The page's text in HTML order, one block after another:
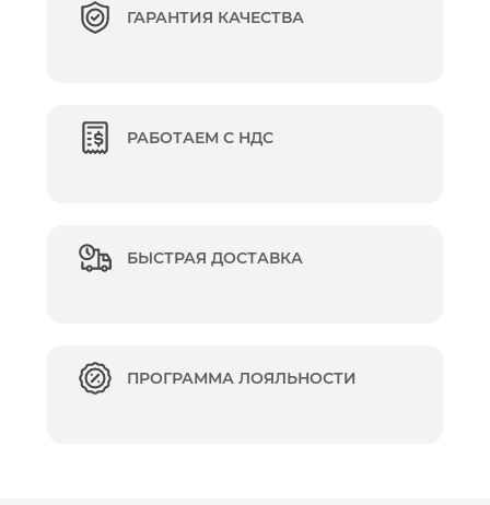
ГАРАНТИЯ КАЧЕСТВА
РАБОТАЕМ С НДС
БЫСТРАЯ ДОСТАВКА
ПРОГРАММА ЛОЯЛЬНОСТИ